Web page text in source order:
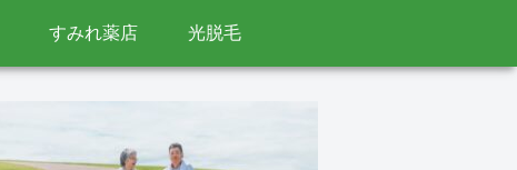
すみれ薬店 光脱毛